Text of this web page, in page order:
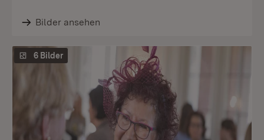
Bilder ansehen
6 Bilder